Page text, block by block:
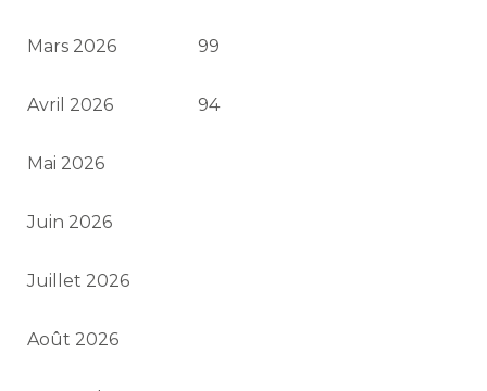
Mars 2026 99
Avril 2026 94
Mai 2026
Juin 2026
Juillet 2026
Août 2026